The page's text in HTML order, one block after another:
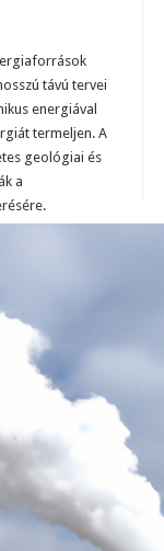
távú tervei
energiával
termeljen. A
geológiai és
a